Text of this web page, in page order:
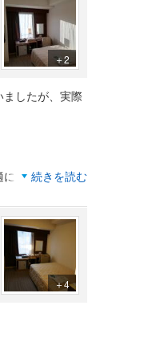
＋2
したが、実際
過ごせまし
、チェックイ
したが、通常
続きを読む
＋4